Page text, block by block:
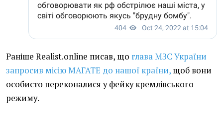
Раніше Realist.online писав, що глава МЗС України
запросив місію МАГАТЕ до нашої країни, щоб вони
особисто переконалися у фейку кремлівського
режиму.